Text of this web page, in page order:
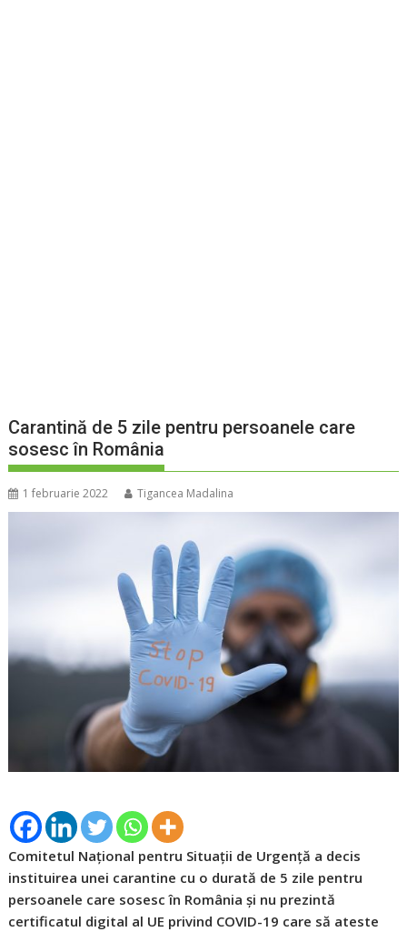
Carantină de 5 zile pentru persoanele care
sosesc în România
1 februarie 2022 Tigancea Madalina
Comitetul Naţional pentru Situaţii de Urgenţă a decis
instituirea unei carantine cu o durată de 5 zile pentru
persoanele care sosesc în România şi nu prezintă
certificatul digital al UE privind COVID-19 care să ateste